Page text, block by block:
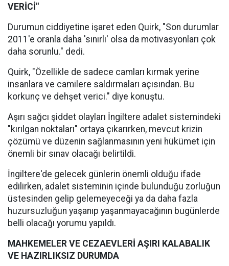
VERİCİ"
Durumun ciddiyetine işaret eden Quirk, "Son durumlar
2011'e oranla daha 'sınırlı' olsa da motivasyonları çok
daha sorunlu." dedi.
Quirk, "Özellikle de sadece camları kırmak yerine
insanlara ve camilere saldırmaları açısından. Bu
korkunç ve dehşet verici." diye konuştu.
Aşırı sağcı şiddet olayları İngiltere adalet sistemindeki
"kırılgan noktaları" ortaya çıkarırken, mevcut krizin
çözümü ve düzenin sağlanmasının yeni hükümet için
önemli bir sınav olacağı belirtildi.
İngiltere'de gelecek günlerin önemli olduğu ifade
edilirken, adalet sisteminin içinde bulunduğu zorluğun
üstesinden gelip gelemeyeceği ya da daha fazla
huzursuzluğun yaşanıp yaşanmayacağının bugünlerde
belli olacağı yorumu yapıldı.
MAHKEMELER VE CEZAEVLERİ AŞIRI KALABALIK
VE HAZIRLIKSIZ DURUMDA